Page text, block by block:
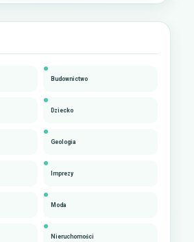
Budownictwo
Dziecko
Geologia
Imprezy
Moda
Nieruchomości